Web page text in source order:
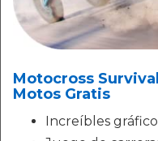
Motocross
Motos Gratis
Increíbles